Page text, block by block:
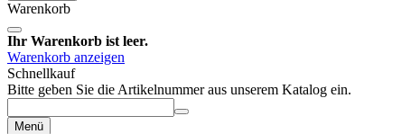
Warenkorb
Ihr Warenkorb ist leer.
Warenkorb anzeigen
Schnellkauf
Bitte geben Sie die Artikelnummer aus unserem Katalog ein.
Menü